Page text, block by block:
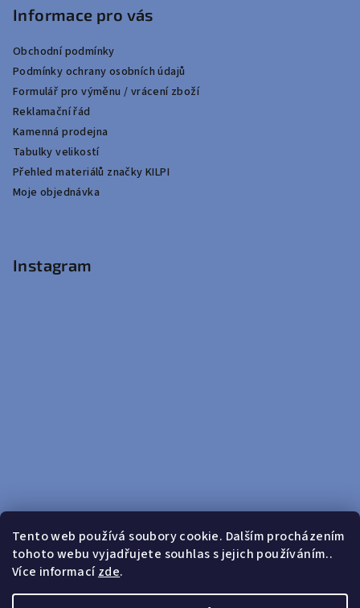
Tento web používá soubory cookie. Dalším procházením
tohoto webu vyjadřujete souhlas s jejich používáním..
Více informacízde.
Informace pro vás
Obchodní podmínky
Podmínky ochrany osobních údajů
Formulář pro výměnu / vrácení zboží
Reklamační řád
Kamenná prodejna
Tabulky velikostí
Přehled materiálů značky KILPI
Moje objednávka
Instagram
Sledovat na Instagramu